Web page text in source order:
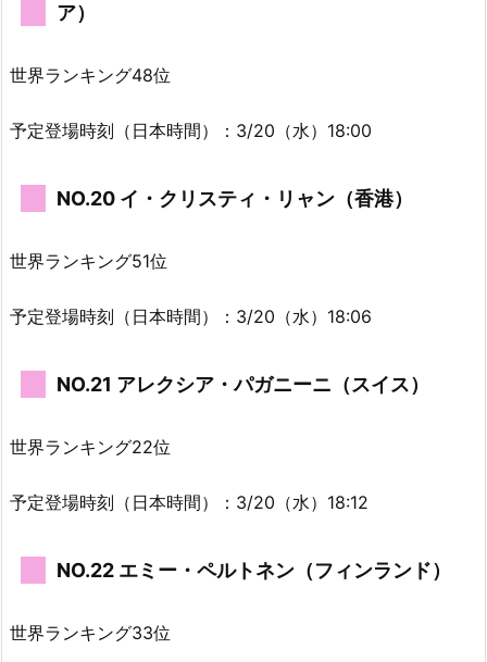
ア）
世界ランキング48位
予定登場時刻（日本時間）：3/20（水）18:00
NO.20 イ・クリスティ・リャン（香港）
世界ランキング51位
予定登場時刻（日本時間）：3/20（水）18:06
NO.21 アレクシア・パガニーニ（スイス）
世界ランキング22位
予定登場時刻（日本時間）：3/20（水）18:12
NO.22 エミー・ペルトネン（フィンランド）
世界ランキング33位